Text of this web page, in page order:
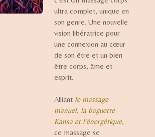
ultra complet, unique en
son genre. Une nouvelle
vision libératrice pour
une connexion au cœur
de son être et un bien
être corps, âme et
esprit.
Alliant le massage
manuel, la baguette
Kansa et l’énergétique,
ce massage se